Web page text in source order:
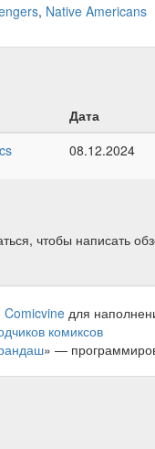
, Native Americans
Дата
08.12.2024
чтобы написать
Comicvine для
комиксов
» —